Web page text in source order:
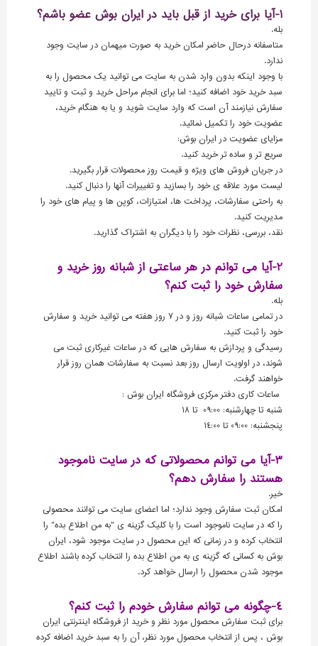
1-آیا برای خرید از قبل باید در ایران بوش عضو باشم؟
بله.
متاسفانه درحال حاضر امکان خرید به صورت میهمان در سایت وجود
ندارد.
با وجود اینکه بدون وارد شدن به سایت می توانید یک محصول را به
سبد خرید خود اضافه کنید؛ اما برای انجام مراحل خرید و ثبت و تایید
سفارش نیازمند آن است که وارد سایت شوید و یا به هنگام خرید،
عضویت خود را تکمیل نمائید.
مزایای عضویت در ایران بوش:
سریع تر و ساده تر خرید کنید.
در جریان فروش های ویژه و قیمت روز محصولات قرار بگیرید.
لیست مورد علاقه ی خود را بسازید و تغییرات آنها را دنبال کنید.
به راحتی سفارشات، پرداخت ها، امتیازات، کوپن ها و پیام های خود را
مدیریت کنید.
نقد، بررسی، نظرات خود را با دیگران به اشتراک گذارید.
2-آیا می توانم در هر ساعتی از شبانه روز خرید و
سفارش خود را ثبت کنم؟
بله.
در تمامی ساعات شبانه روز و در 7 روز هفته می توانید خرید و سفارش
خود را ثبت کنید.
رسیدگی و پردازش به سفارش هایی که در ساعات غیرکاری ثبت می
شوند، در اولویت ارسال روز بعد نسبت به سفارشات همان روز قرار
خواهند گرفت.
ساعات کاری دفتر مرکزی فروشگاه ایران بوش :
شنبه تا چهارشنبه: 09:00 تا 18
پنجشنبه: 09:00 تا 14:00
3-آیا می توانم محصولاتی که در سایت ناموجود
هستند را سفارش دهم؟
خیر.
امکان ثبت سفارش وجود ندارد؛ اما اعضای سایت می توانند محصولی
را که در سایت ناموجود است را با کلیک گزینه ی "به من اطلاع بده" را
انتخاب کرده و در زمانی که این محصول در سایت موجود شود، ایران
بوش به کسانی که گزینه ی به من اطلاع بده را انتخاب کرده باشند اطلاع
موجود شدن محصول را ارسال خواهد کرد.
4-چگونه می توانم سفارش خودم را ثبت کنم؟
برای ثبت سفارش محصول مورد نظر و خرید از فروشگاه اینترنتی ایران
بوش ، پس از انتخاب محصول مورد نظر، آن را به سبد خرید اضافه کرده